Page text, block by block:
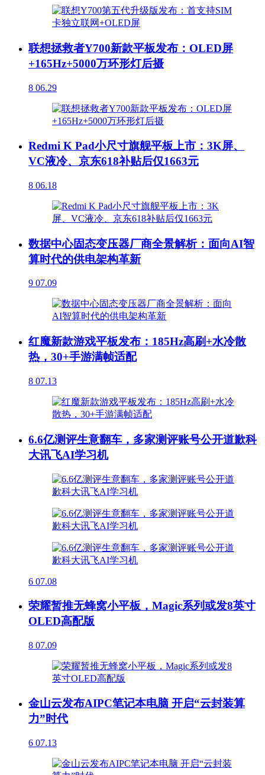
联想拯救者Y700新款平板发布：OLED屏
+165Hz+5000万环形灯后摄
8 06.29
Redmi K Pad小尺寸旗舰平板上市：3K屏、
VC液冷、京东618补贴后仅1663元
8 06.18
数据中心固态变压器厂商全景解析：面向AI智
算时代的供电架构革新
9 07.09
红魔新款游戏平板发布：185Hz高刷+水冷散
热，30+手游满帧适配
8 07.13
6.6亿测评生意翻车，多家测评账号公开道歉科
大讯飞AI学习机
6 07.08
荣耀暂推无蜂窝小平板，Magic系列或发8英寸
OLED高配版
8 07.09
金山云发布AIPC笔记本电脑 开启“云封装算
力”时代
6 07.13